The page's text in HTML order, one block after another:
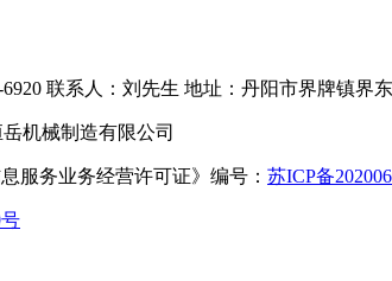
6920 联系人：刘先生 地址：丹阳市界牌镇界东
机械制造有限公司
服务业务经营许可证》编号： 苏ICP备